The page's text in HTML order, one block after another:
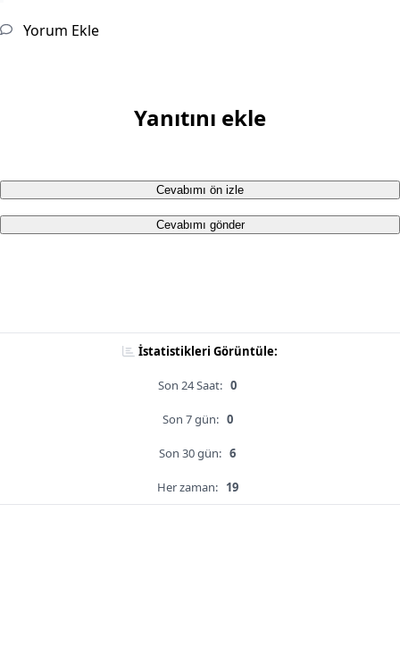
Yorum Ekle
Yanıtını ekle
Cevabımı ön izle
Cevabımı gönder
İstatistikleri Görüntüle:
Son 24 Saat: 0
Son 7 gün: 0
Son 30 gün: 6
Her zaman: 19